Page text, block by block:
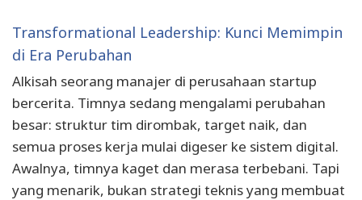
Transformational Leadership: Kunci Memimpin
di Era Perubahan
Alkisah seorang manajer di perusahaan startup
bercerita. Timnya sedang mengalami perubahan
besar: struktur tim dirombak, target naik, dan
semua proses kerja mulai digeser ke sistem digital.
Awalnya, timnya kaget dan merasa terbebani. Tapi
yang menarik, bukan strategi teknis yang membuat